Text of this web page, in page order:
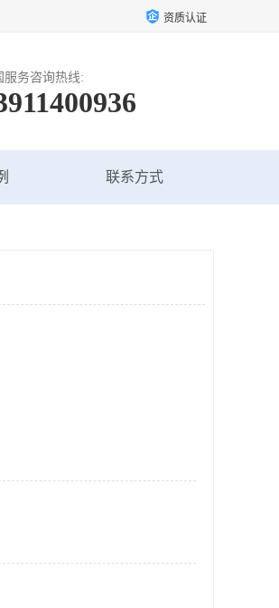
资质认证
服务咨询热线:
联系方式